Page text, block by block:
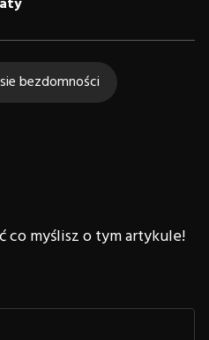
bezdomności
co myślisz o tym artykule!